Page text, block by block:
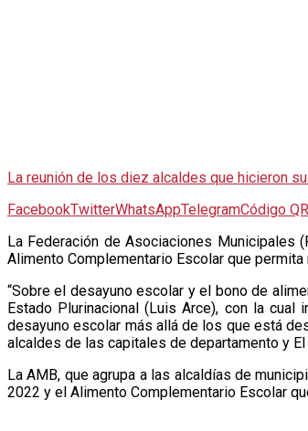
La reunión de los diez alcaldes que hicieron
FacebookTwitterWhatsAppTelegramCódigo QR
La Federación de Asociaciones Municipales
Alimento Complementario Escolar que
“Sobre el desayuno escolar y el bono de
Estado Plurinacional (Luis Arce), con la
desayuno escolar más allá de los que está
alcaldes de las capitales de departamento y El
La AMB, que agrupa a las alcaldías de
2022 y el Alimento Complementario Escolar